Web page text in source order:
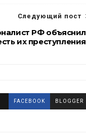
Следующий пост
РФ объяснил
их преступления
FACEBOOK BLOGGER